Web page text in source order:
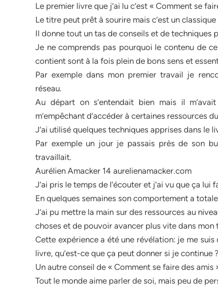
Le premier livre que j’ai lu c’est « Comment se
Le titre peut prêt à sourire mais c’est un
Il donne tout un tas de conseils et de techniques
Je ne comprends pas pourquoi le contenu de
contient sont à la fois plein de bons sens et
Par exemple dans mon premier travail je
réseau.
Au départ on s’entendait bien mais il
m’empêchant d’accéder à certaines ressources
J’ai utilisé quelques techniques apprises dans le
Par exemple un jour je passais près de son
travaillait.
Aurélien Amacker 14 aurelienamacker.com
J’ai pris le temps de l’écouter et j’ai vu que ça
En quelques semaines son comportement a
J’ai pu mettre la main sur des ressources au
choses et de pouvoir avancer plus vite dans mon
Cette expérience a été une révélation: je me
livre, qu’est-ce que ça peut donner si je continue
Un autre conseil de « Comment se faire des amis
Tout le monde aime parler de soi, mais peu de